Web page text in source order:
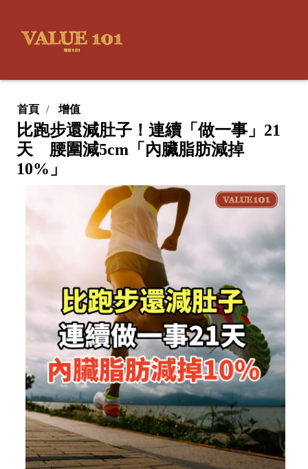
首頁 增值
比跑步還減肚子！連續「做一事」21
天 腰圍減5cm「內臟脂肪減掉
10%」